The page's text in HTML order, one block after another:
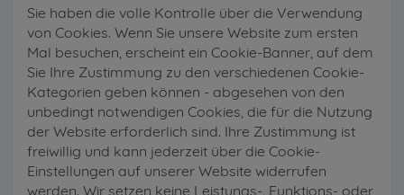
Sie haben die volle Kontrolle über die Verwendung
von Cookies. Wenn Sie unsere Website zum ersten
Mal besuchen, erscheint ein Cookie-Banner, auf dem
Sie Ihre Zustimmung zu den verschiedenen Cookie-
Kategorien geben können - abgesehen von den
unbedingt notwendigen Cookies, die für die Nutzung
der Website erforderlich sind. Ihre Zustimmung ist
freiwillig und kann jederzeit über die Cookie-
Einstellungen auf unserer Website widerrufen
werden. Wir setzen keine Leistungs-, Funktions- oder